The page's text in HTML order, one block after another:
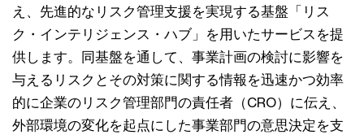
え、先進的なリスク管理支援を実現する基盤「リス
ク・インテリジェンス・ハブ」を用いたサービスを提
供します。同基盤を通して、事業計画の検討に影響を
与えるリスクとその対策に関する情報を迅速かつ効率
的に企業のリスク管理部門の責任者（CRO）に伝え、
外部環境の変化を起点にした事業部門の意思決定を支